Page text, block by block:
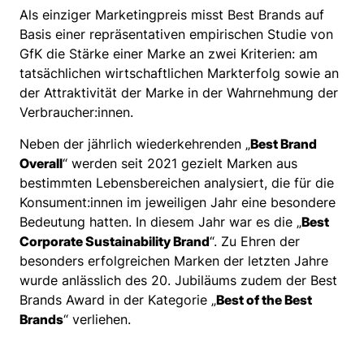
Als einziger Marketingpreis misst Best Brands auf
Basis einer repräsentativen empirischen Studie von
GfK die Stärke einer Marke an zwei Kriterien: am
tatsächlichen wirtschaftlichen Markterfolg sowie an
der Attraktivität der Marke in der Wahrnehmung der
Verbraucher:innen.
Neben der jährlich wiederkehrenden „Best Brand
Overall“ werden seit 2021 gezielt Marken aus
bestimmten Lebensbereichen analysiert, die für die
Konsument:innen im jeweiligen Jahr eine besondere
Bedeutung hatten. In diesem Jahr war es die „Best
Corporate Sustainability Brand“. Zu Ehren der
besonders erfolgreichen Marken der letzten Jahre
wurde anlässlich des 20. Jubiläums zudem der Best
Brands Award in der Kategorie „Best of the Best
Brands“ verliehen.